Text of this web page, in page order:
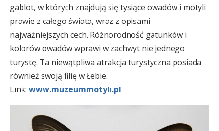
gablot, w których znajdują się tysiące owadów i motyli
prawie z całego świata, wraz z opisami
najważniejszych cech. Różnorodność gatunków i
kolorów owadów wprawi w zachwyt nie jednego
turystę. Ta niewątpliwa atrakcja turystyczna posiada
również swoją filię w Łebie.
Link: www.muzeummotyli.pl